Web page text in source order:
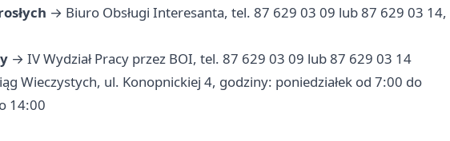
→ Biuro Obsługi Interesanta, tel. 87 629 03 09 lub 87 629 03 14,
→ IV Wydział Pracy przez BOI, tel. 87 629 03 09 lub 87 629 03 14
Wieczystych, ul. Konopnickiej 4, godziny: poniedziałek od 7:00 do
14:00